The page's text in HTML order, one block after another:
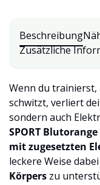
Beschreibung
Zusätzliche
Wenn du
schwitzt, verliert
sondern auch
SPORT Blutorange
mit zugesetzten
leckere Weise
Körpers zu